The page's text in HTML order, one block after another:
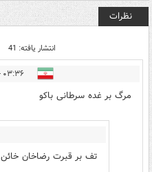
نظرات
انتشار یافته: 41
۰۳:۳۶ - ۱۴۰۲/۱۲/۲۸
مرگ بر غده سرطانی باکو
تف بر قبرت رضاخان خائن